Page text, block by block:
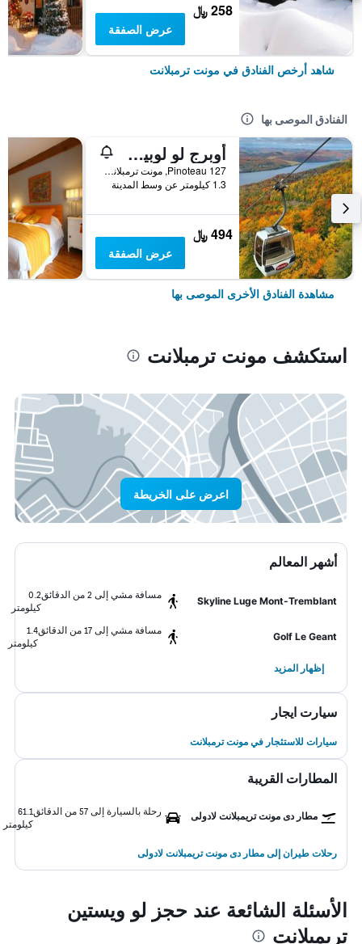
258 ﷼
عرض الصفقة
شاهد أرخص الفنادق في مونت ترمبلانت
الفنادق الموصى بها
أوبرج لو لوبين بي آن بي
127 Pinoteau, مونت ترمبلانت, QC, كندا
1.3 كيلومتر عن وسط المدينة
494 ﷼
عرض الصفقة
مشاهدة الفنادق الأخرى الموصى بها
استكشف مونت ترمبلانت
اعرض على الخريطة
أشهر المعالم
Skyline Luge Mont-Tremblant
مسافة مشي إلى 2 من الدقائق
0.2
كيلومتر
Golf Le Geant
مسافة مشي إلى 17 من الدقائق
1.4
كيلومتر
إظهار المزيد
سيارت ايجار
سيارات للاستئجار في مونت ترمبلانت
المطارات القريبة
مطار دى مونت تريمبلانت لادولى رحلة بالسيارة إلى 57 من الدقائق
61.1
كيلومتر
رحلات طيران إلى مطار دى مونت تريمبلانت لادولى
الأسئلة الشائعة عند حجز لو ويستين
تريمبلانت